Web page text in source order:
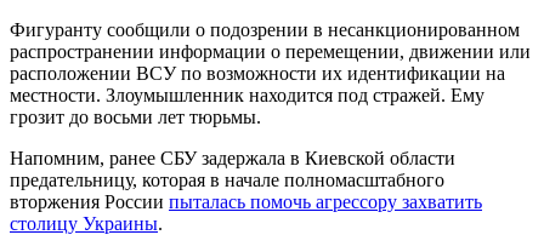
Фигуранту сообщили о подозрении в несанкционированном
распространении информации о перемещении, движении или
расположении ВСУ по возможности их идентификации на
местности. Злоумышленник находится под стражей. Ему
грозит до восьми лет тюрьмы.
Напомним, ранее СБУ задержала в Киевской области
предательницу, которая в начале полномасштабного
вторжения России пыталась помочь агрессору захватить
столицу Украины.